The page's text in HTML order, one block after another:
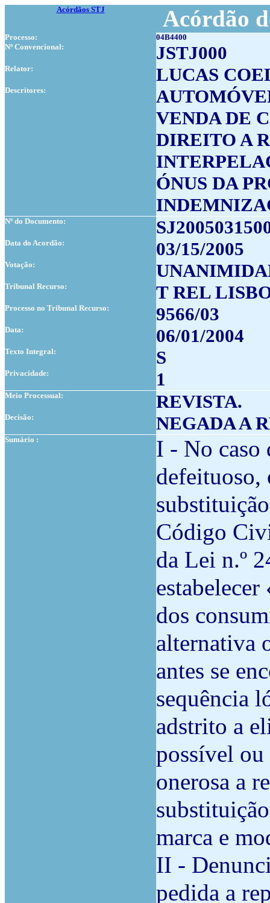
Acórdãos STJ Acórdão
Processo:
04B4400
Nº Convencional:
JSTJ000
Relator: LUCAS
Descritores:
VENDA DE
DIREITO A
ÓNUS DA
Nº do Documento:
Data do Acordão: 03/15/2005
Votação:
Tribunal Recurso: T REL
Processo no Tribunal Recurso: 9566/03
Data: 06/01/2004
Texto Integral: S
Privacidade: 1
Meio Processual: REVISTA.
Decisão: NEGADA A
Sumário :
I - No caso
defeituoso,
Código
da Lei n.º
dos
alternativa
antes se
sequência
adstrito a
possível ou
onerosa a
marca e
II -
pedida a